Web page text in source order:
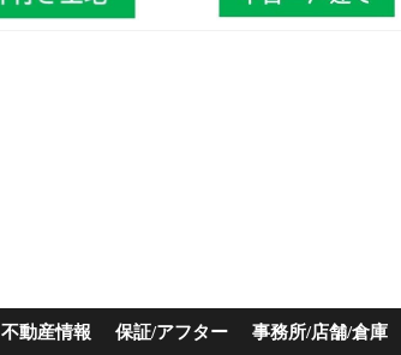
不動産情報 保証/アフター 事務所/店舗/倉庫